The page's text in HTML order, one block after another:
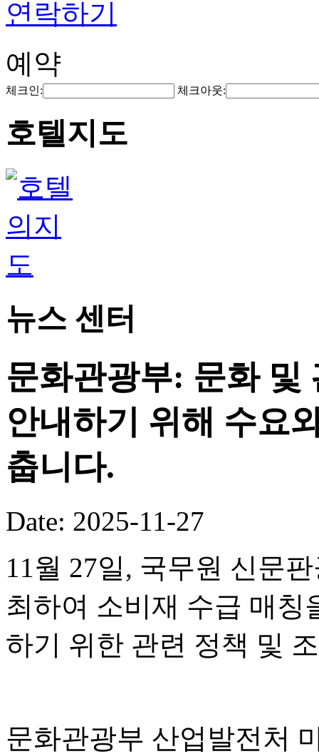
연락하기
예약
체크인: 체크아웃:
호텔지도
뉴스 센터
문화관광부: 문화 및
안내하기 위해 수요
춥니다.
Date: 2025-11-27
11월 27일, 국무원 신문
최하여 소비재 수급 매칭
하기 위한 관련 정책 및
문화관광부 산업발전처